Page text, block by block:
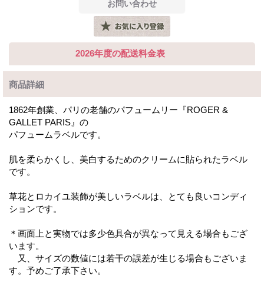
2026年度の配送料金表
商品詳細
1862年創業、パリの老舗のパフュームリー『ROGER &
GALLET PARIS』の
パフュームラベルです。
肌を柔らかくし、美白するためのクリームに貼られたラベル
です。
草花とロカイユ装飾が美しいラベルは、とても良いコンディ
ションです。
＊画面上と実物では多少色具合が異なって見える場合もござ
います。
又、サイズの数値には若干の誤差が生じる場合もございま
す。予めご了承下さい。